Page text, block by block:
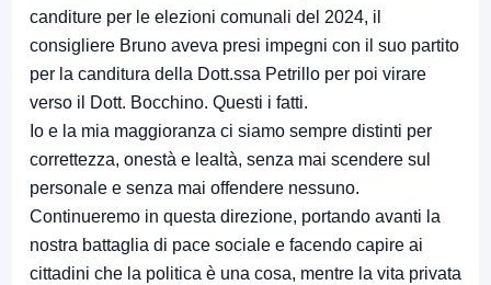
canditure per le elezioni comunali del 2024, il
consigliere Bruno aveva presi impegni con il suo partito
per la canditura della Dott.ssa Petrillo per poi virare
verso il Dott. Bocchino. Questi i fatti.
Io e la mia maggioranza ci siamo sempre distinti per
correttezza, onestà e lealtà, senza mai scendere sul
personale e senza mai offendere nessuno.
Continueremo in questa direzione, portando avanti la
nostra battaglia di pace sociale e facendo capire ai
cittadini che la politica è una cosa, mentre la vita privata